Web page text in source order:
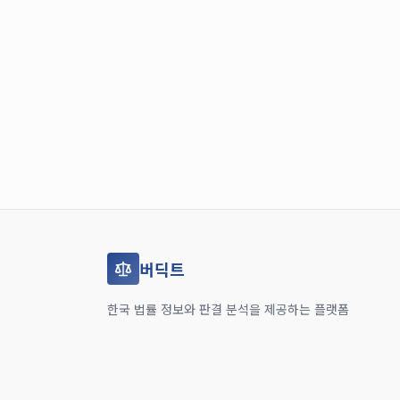
버딕트
한국 법률 정보와 판결 분석을 제공하는 플랫폼